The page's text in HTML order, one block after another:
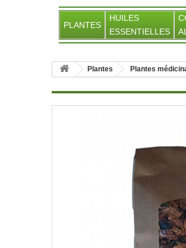
PLANTES
HUILES
ESSENTIELLES
Plantes Plantes